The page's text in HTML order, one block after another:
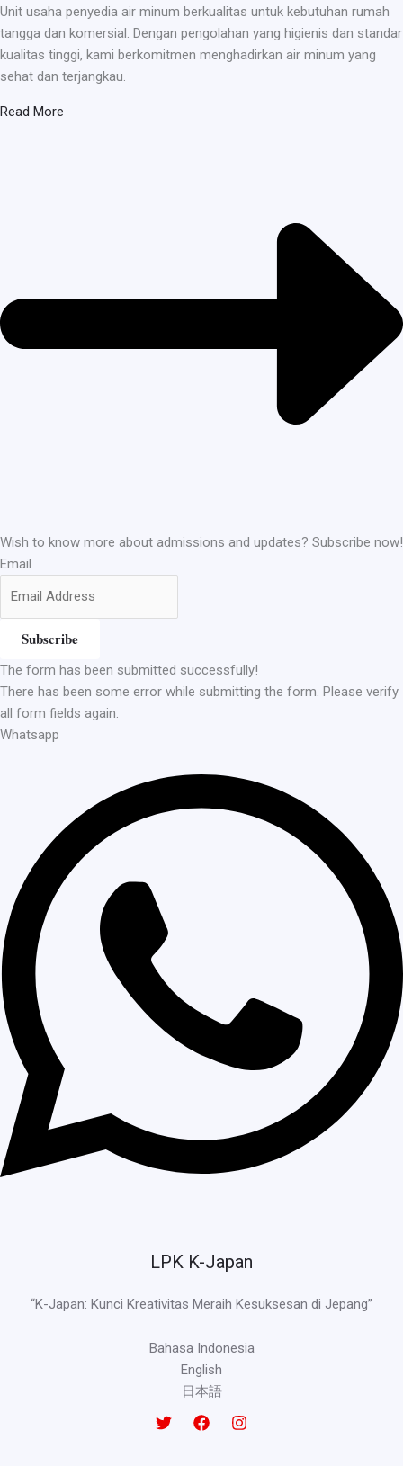
Unit usaha penyedia air minum berkualitas untuk kebutuhan rumah
tangga dan komersial. Dengan pengolahan yang higienis dan standar
kualitas tinggi, kami berkomitmen menghadirkan air minum yang
sehat dan terjangkau.
Read More
Wish to know more about admissions and updates? Subscribe now!
Email
Subscribe
The form has been submitted successfully!
There has been some error while submitting the form. Please verify
all form fields again.
Whatsapp
LPK K-Japan
“K-Japan: Kunci Kreativitas Meraih Kesuksesan di Jepang”
Bahasa Indonesia
English
日本語